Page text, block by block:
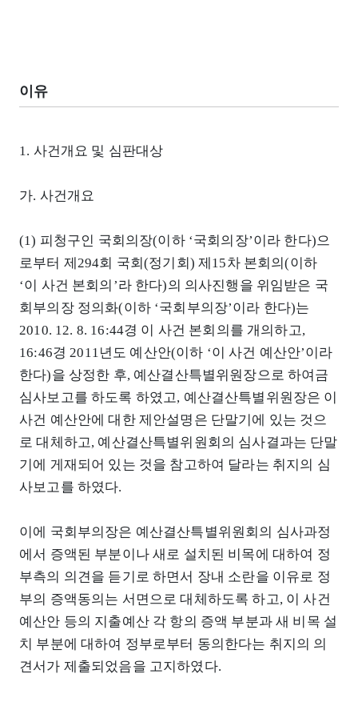
이유
1. 사건개요 및 심판대상
가. 사건개요
(1) 피청구인 국회의장(이하 ‘국회의장’이라 한다)으
로부터 제294회 국회(정기회) 제15차 본회의(이하
‘이 사건 본회의’라 한다)의 의사진행을 위임받은 국
회부의장 정의화(이하 ‘국회부의장’이라 한다)는
2010. 12. 8. 16:44경 이 사건 본회의를 개의하고,
16:46경 2011년도 예산안(이하 ‘이 사건 예산안’이라
한다)을 상정한 후, 예산결산특별위원장으로 하여금
심사보고를 하도록 하였고, 예산결산특별위원장은 이
사건 예산안에 대한 제안설명은 단말기에 있는 것으
로 대체하고, 예산결산특별위원회의 심사결과는 단말
기에 게재되어 있는 것을 참고하여 달라는 취지의 심
사보고를 하였다.
이에 국회부의장은 예산결산특별위원회의 심사과정
에서 증액된 부분이나 새로 설치된 비목에 대하여 정
부측의 의견을 듣기로 하면서 장내 소란을 이유로 정
부의 증액동의는 서면으로 대체하도록 하고, 이 사건
예산안 등의 지출예산 각 항의 증액 부분과 새 비목 설
치 부분에 대하여 정부로부터 동의한다는 취지의 의
견서가 제출되었음을 고지하였다.